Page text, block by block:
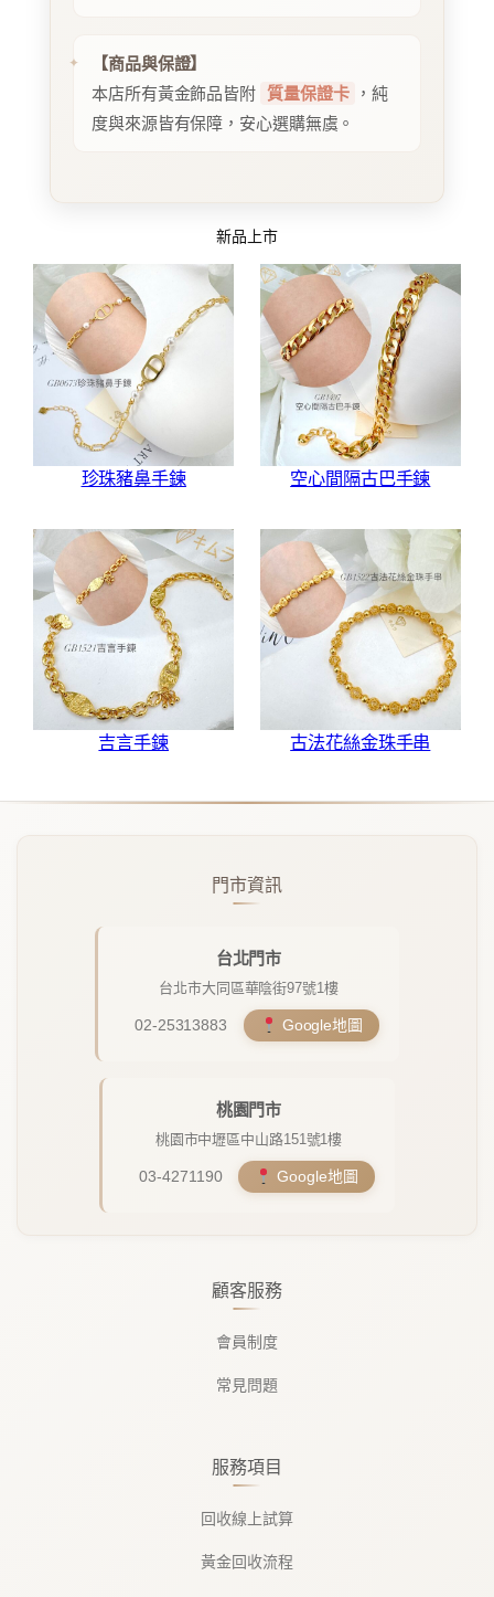
【商品與保證】
本店所有黃金飾品皆附 質量保證卡
，純
度與來源皆有保障，安心選購無虞。
新品上市
珍珠豬鼻手鍊 空心間隔古巴手鍊
吉言手鍊 古法花絲金珠手串
顧客服務
會員制度
常見問題
服務項目
回收線上試算
黃金回收流程
門市資訊
台北門市
台北市大同區華陰街97號1樓
02-25313883 Google地圖
桃園門市
桃園市中壢區中山路151號1樓
03-4271190 Google地圖